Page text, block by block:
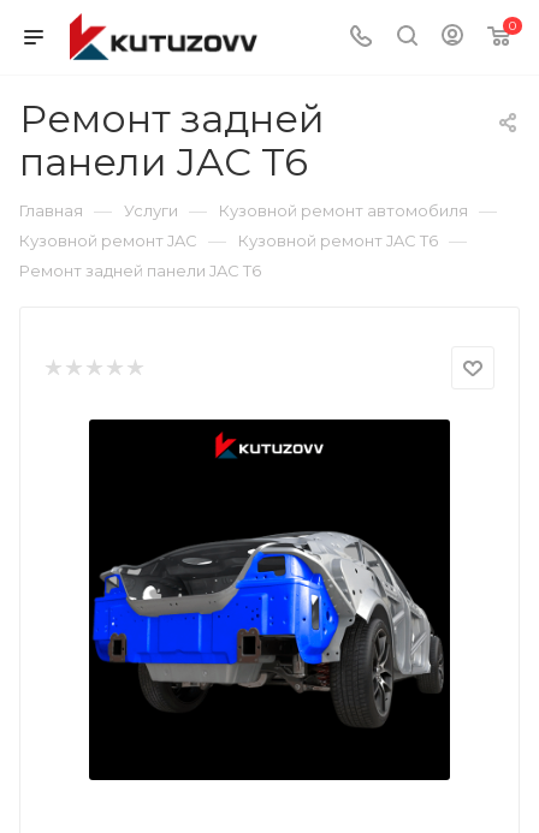
0
Ремонт задней
панели JAC T6
Главная — Услуги — Кузовной ремонт автомобиля —
Кузовной ремонт JAC — Кузовной ремонт JAC T6 —
Ремонт задней панели JAC T6